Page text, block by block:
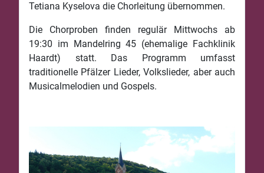
Tetiana Kyselova die Chorleitung übernommen.
Die Chorproben finden regulär Mittwochs ab
19:30 im Mandelring 45 (ehemalige Fachklinik
Haardt) statt. Das Programm umfasst
traditionelle Pfälzer Lieder, Volkslieder, aber auch
Musicalmelodien und Gospels.